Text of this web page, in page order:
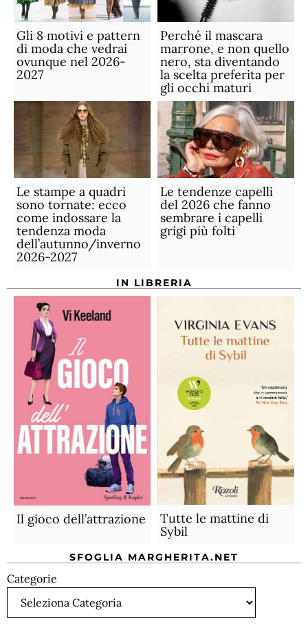
Gli 8 motivi e pattern
di moda che vedrai
ovunque nel 2026-
2027
Perché il mascara
marrone, e non quello
nero, sta diventando
la scelta preferita per
gli occhi maturi
Le stampe a quadri
sono tornate: ecco
come indossare la
tendenza moda
dell’autunno/inverno
2026-2027
Le tendenze capelli
del 2026 che fanno
sembrare i capelli
grigi più folti
IN LIBRERIA
Il gioco dell’attrazione
Tutte le mattine di
Sybil
SFOGLIA MARGHERITA.NET
Categorie